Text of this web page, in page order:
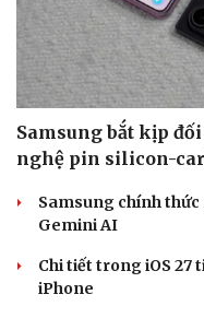
Sức khỏe
Dinh dưỡng - món ngon
Samsung bắt kịp
nghệ pin silicon-
Samsung chính
Gemini AI
Chi tiết trong iOS 27
iPhone